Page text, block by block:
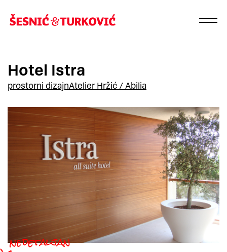
Hotel Istra
prostorni dizajnAtelier Hržić / Abilia